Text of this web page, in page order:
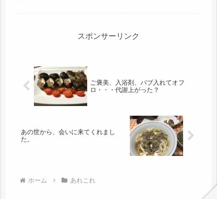
スポンサーリンク
ご褒美、入浴剤、バブ入れてオフ
ロ・・・代謝上がった？
あの世から、会いに来てくれまし
た。
ホーム あれこれ